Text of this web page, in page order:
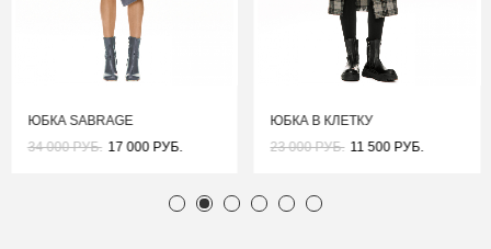
ЮБКА SABRAGE
34 000 РУБ. 17 000 РУБ.
ЮБКА В КЛЕТКУ
23 000 РУБ. 11 500 РУБ.